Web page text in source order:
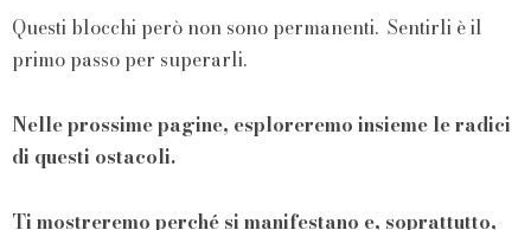
Questi blocchi però non sono permanenti. Sentirli è il
primo passo per superarli.
Nelle prossime pagine, esploreremo insieme le radici
di questi ostacoli.
Ti mostreremo perché si manifestano e, soprattutto,